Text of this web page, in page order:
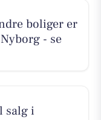
boliger er
- se
salg i